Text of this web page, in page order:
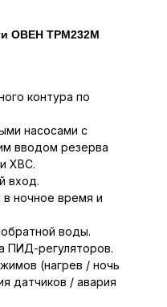
ОВЕН ТРМ232М
контура по
насосами с
вводом резерва
ХВС.
вход.
ночное время и
воды.
ПИД-регуляторов.
(нагрев / ночь
датчиков / авария